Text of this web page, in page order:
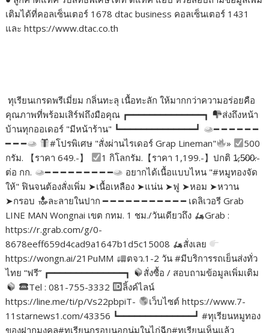
เติมได้ที่คอลเซ็นเตอร์ 1678 dtac business คอลเซ็นเตอร์ 1431
และ https://www.dtac.co.th
ทุเรียนเกรดพรีเมี่ยม กลิ่นทะลุ เนื้อทะลัก ให้มากกว่าความอร่อยคือ
คุณภาพที่พร้อมเสิร์ฟถึงมือคุณ ┏━━━━━━━━━━━━━━┓
ส่งถึงหน้า
บ้านทุกออเดอร์ "มีหน้าร้าน" ┗━━━━━━━━━━━━━━┛
━ ━ ━ ━ ━ ━
━ ━ ━
#โปรพิเศษ "สั่งผ่านไรเดอร์ Grap Lineman" »
500
กรัม. 【ราคา 649.-】
1 กิโลกรัม.【ราคา 1,199.-】ปกติ 1̷,5̷0̷0̷.-
ต่อ กก.
━ ━ ━ ━ ━ ━ ━ ━ ━
อยากได้เนื้อแบบไหน "#หมูทองจัด
ให้" ฟินจนต้องสั่งเพิ่ม ➤เนื้อเหลือง ➤แน่น ➤ฟู ➤หอม ➤หวาน
➤กรอบ
ละลายในปาก ━ ━ ━ ━ ━ ━ ━ ━ ━ ━ ━ เดลิเวอรี Grab
LINE MAN Wongnai เขต กทม. 1 ชม./วันเดียวถึง
Grab :
https://r.grab.com/g/0-
8678eeff659d4cad9a1647b1d5c15008
สั่งเลย
https://wongn.ai/21PuMM
ตจว.1-2 วัน #มีบริการรถเย็นส่งทั่ว
ไทย “ฟรี” ┏━━━━━━━━━━━━━━┓
สั่งซื้อ / สอบถามข้อมูลเพิ่มเติม
Tel : 081-755-3332
ลิ้งค์ไลน์
https://line.me/ti/p/Vs22pbpiT-
เว็บไซต์ https://www.7-
11starnews1.com/43356 ┗━━━━━━━━━━━━━━┛ #ทุเรียนหมูทอง
ของฝากมงคล#ทุเรียนกรอบนอกนุ่มในไก่ฉีก#ทุเรียนเห็นแล้ว